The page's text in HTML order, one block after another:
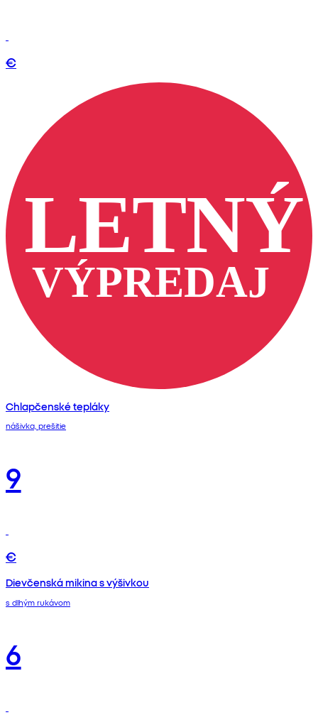
€
Chlapčenské tepláky
nášivka, prešitie
9
€
Dievčenská mikina s výšivkou
s dlhým rukávom
6